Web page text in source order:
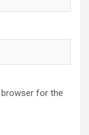
browser for the